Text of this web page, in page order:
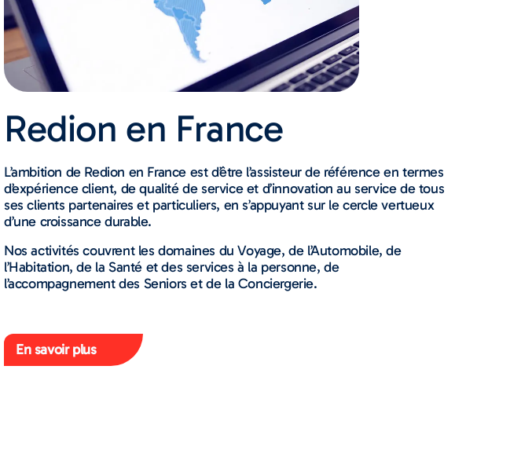
Redion en France
L’ambition de Redion en France est d’être l’assisteur de référence en termes
d’expérience client, de qualité de service et d’innovation au service de tous
ses clients partenaires et particuliers, en s’appuyant sur le cercle vertueux
d’une croissance durable.
Nos activités couvrent les domaines du Voyage, de l’Automobile, de
l’Habitation, de la Santé et des services à la personne, de
l’accompagnement des Seniors et de la Conciergerie.
En savoir plus